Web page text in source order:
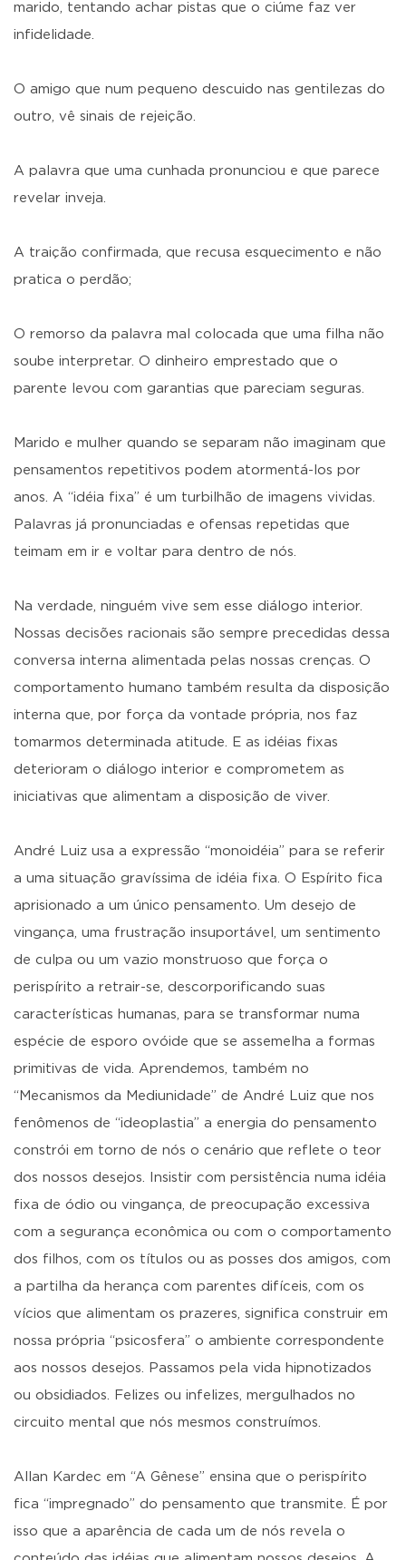
marido, tentando achar pistas que o ciúme faz ver
infidelidade.
O amigo que num pequeno descuido nas gentilezas do
outro, vê sinais de rejeição.
A palavra que uma cunhada pronunciou e que parece
revelar inveja.
A traição confirmada, que recusa esquecimento e não
pratica o perdão;
O remorso da palavra mal colocada que uma filha não
soube interpretar. O dinheiro emprestado que o
parente levou com garantias que pareciam seguras.
Marido e mulher quando se separam não imaginam que
pensamentos repetitivos podem atormentá-los por
anos. A “idéia fixa” é um turbilhão de imagens vividas.
Palavras já pronunciadas e ofensas repetidas que
teimam em ir e voltar para dentro de nós.
Na verdade, ninguém vive sem esse diálogo interior.
Nossas decisões racionais são sempre precedidas dessa
conversa interna alimentada pelas nossas crenças. O
comportamento humano também resulta da disposição
interna que, por força da vontade própria, nos faz
tomarmos determinada atitude. E as idéias fixas
deterioram o diálogo interior e comprometem as
iniciativas que alimentam a disposição de viver.
André Luiz usa a expressão “monoidéia” para se referir
a uma situação gravíssima de idéia fixa. O Espírito fica
aprisionado a um único pensamento. Um desejo de
vingança, uma frustração insuportável, um sentimento
de culpa ou um vazio monstruoso que força o
perispírito a retrair-se, descorporificando suas
características humanas, para se transformar numa
espécie de esporo ovóide que se assemelha a formas
primitivas de vida. Aprendemos, também no
“Mecanismos da Mediunidade” de André Luiz que nos
fenômenos de “ideoplastia” a energia do pensamento
constrói em torno de nós o cenário que reflete o teor
dos nossos desejos. Insistir com persistência numa idéia
fixa de ódio ou vingança, de preocupação excessiva
com a segurança econômica ou com o comportamento
dos filhos, com os títulos ou as posses dos amigos, com
a partilha da herança com parentes difíceis, com os
vícios que alimentam os prazeres, significa construir em
nossa própria “psicosfera” o ambiente correspondente
aos nossos desejos. Passamos pela vida hipnotizados
ou obsidiados. Felizes ou infelizes, mergulhados no
circuito mental que nós mesmos construímos.
Allan Kardec em “A Gênese” ensina que o perispírito
fica “impregnado” do pensamento que transmite. É por
isso que a aparência de cada um de nós revela o